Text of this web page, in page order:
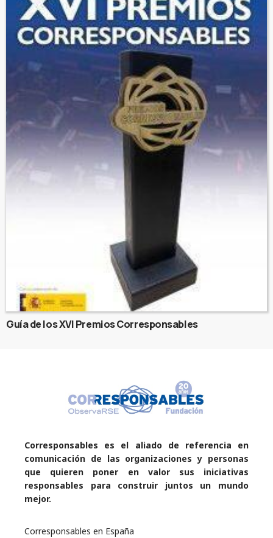
Guía de los XVI Premios Corresponsables
Corresponsables es el aliado de referencia en
comunicación de las organizaciones y personas
que quieren poner en valor sus iniciativas
responsables para construir juntos un mundo
mejor.
Corresponsables en España